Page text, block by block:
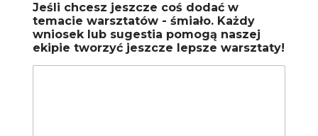
Jeśli chcesz jeszcze coś dodać w
temacie warsztatów - śmiało. Każdy
wniosek lub sugestia pomogą naszej
ekipie tworzyć jeszcze lepsze warsztaty!